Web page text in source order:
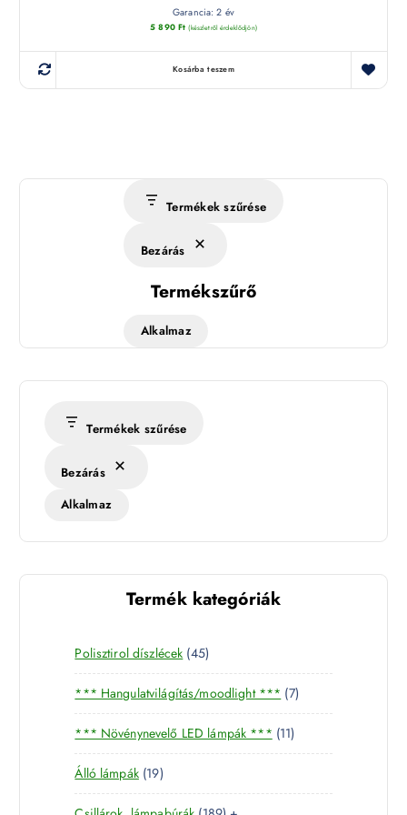
Garancia: 2 év
5 890 Ft (készletről érdeklődjön)
Kosárba teszem
Termékek szűrése
Bezárás
Termékszűrő
Alkalmaz
Termékek szűrése
Bezárás
Alkalmaz
Termék kategóriák
Polisztirol díszlécek 454
5
t
e
r
m
k
*** Hangulatvilágítás/moodlight *** 77
t
r
é
*** Növénynevelő LED lámpák *** 111
1
e
Álló lámpák 191
9